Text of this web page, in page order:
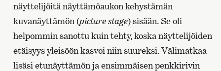
näyttelijöitä näyttämöaukon kehystämän
kuvanäyttämön (picture stage) sisään. Se oli
helpommin sanottu kuin tehty, koska näyttelijöiden
etäisyys yleisöön kasvoi niin suureksi. Välimatkaa
lisäsi etunäyttämön ja ensimmäisen penkkirivin